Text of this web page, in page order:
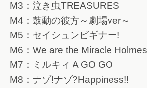
M3：泣き虫TREASURES
M4：鼓動の彼方～劇場ver～
M5：セイシュンビギナー!
M6：We are the Miracle Holmes
M7：ミルキィ A GO GO
M8：ナゾ!ナゾ?Happiness!!